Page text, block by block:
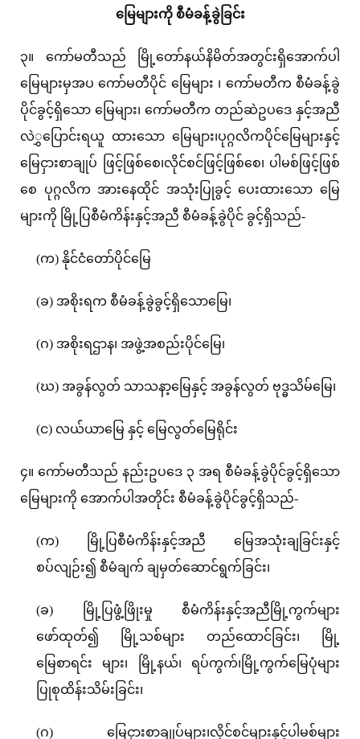
မြေများကို စီမံခန့်ခွဲခြင်း
၃။ ကော်မတီသည် မြို့တော်နယ်နိမိတ်အတွင်းရှိအောက်ပါ
မြေများမှအပ ကော်မတီပိုင် မြေများ ၊ ကော်မတီက စီမံခန့်ခွဲ
ပိုင်ခွင့်ရှိသော မြေများ၊ ကော်မတီက တည်ဆဲဥပဒေ နှင့်အညီ
လဲွှပြောင်းရယူ ထားသော မြေများ၊ပုဂ္ဂလိကပိုင်မြေများနှင့်
မြေငှားစာချုပ် ဖြင့်ဖြစ်စေ၊လိုင်စင်ဖြင့်ဖြစ်စေ၊ ပါမစ်ဖြင့်ဖြစ်
စေ ပုဂ္ဂလိက အားနေထိုင် အသုံးပြုခွင့် ပေးထားသော မြေ
များကို မြို့ပြစီမံကိန်းနှင့်အညီ စီမံခန့်ခွဲပိုင် ခွင့်ရှိသည်-
(က) နိုင်ငံတော်ပိုင်မြေ
(ခ) အစိုးရက စီမံခန့်ခွဲခွင့်ရှိသောမြေ၊
(ဂ) အစိုးရဌာန၊ အဖွဲ့အစည်းပိုင်မြေ၊
(ဃ) အခွန်လွတ် သာသနာ့မြေနှင့် အခွန်လွတ် ဗုဒ္ဓသိမ်မြေ၊
(င) လယ်ယာမြေ နှင့် မြေလွတ်မြေရိုင်း
၄။ ကော်မတီသည် နည်းဥပဒေ ၃ အရ စီမံခန့်ခွဲပိုင်ခွင့်ရှိသော
မြေများကို အောက်ပါအတိုင်း စီမံခန့်ခွဲပိုင်ခွင့်ရှိသည်-
(က) မြို့ပြစီမံကိန်းနှင့်အညီ မြေအသုံးချခြင်းနှင့်
စပ်လျဉ်း၍ စီမံချက် ချမှတ်ဆောင်ရွက်ခြင်း၊
(ခ) မြို့ပြဖွံ့ဖြိုးမှု စီမံကိန်းနှင့်အညီမြို့ကွက်များ
ဖော်ထုတ်၍ မြို့သစ်များ တည်ထောင်ခြင်း၊ မြို့
မြေစာရင်း များ၊ မြို့နယ်၊ ရပ်ကွက်၊မြို့ကွက်မြေပုံများ
ပြုစုထိန်းသိမ်းခြင်း၊
(ဂ) မြေငှားစာချုပ်များ၊လိုင်စင်များနှင့်ပါမစ်များ